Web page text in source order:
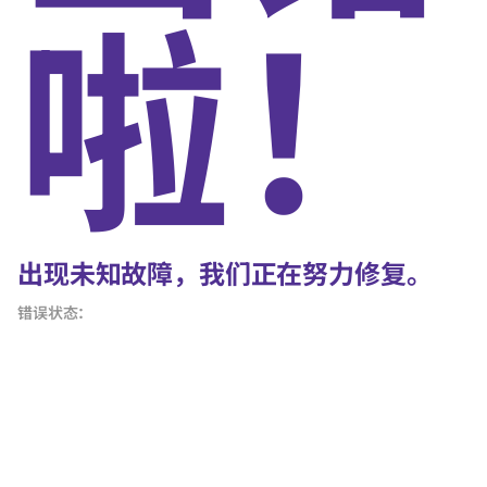
啦！
出现未知故障，我们正在努力修复。
错误状态：